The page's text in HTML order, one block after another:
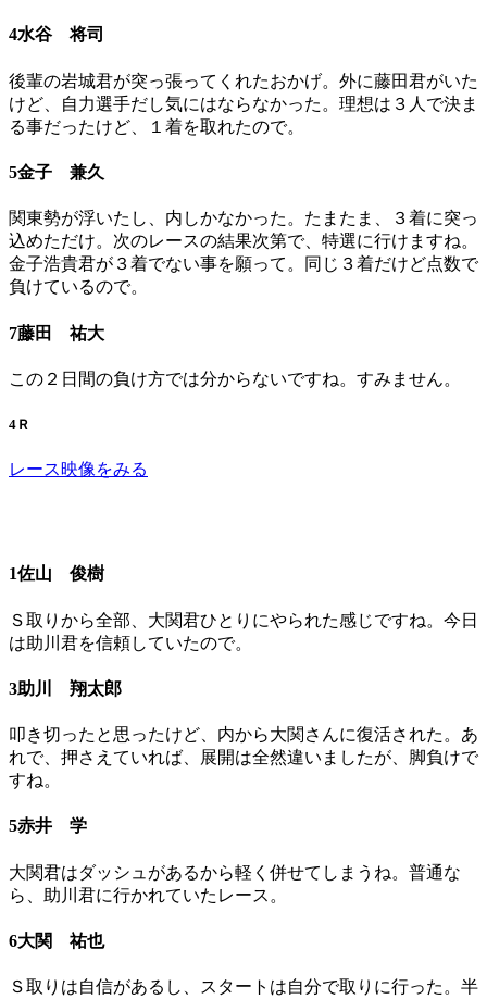
4水谷 将司
後輩の岩城君が突っ張ってくれたおかげ。外に藤田君がいた
けど、自力選手だし気にはならなかった。理想は３人で決ま
る事だったけど、１着を取れたので。
5金子 兼久
関東勢が浮いたし、内しかなかった。たまたま、３着に突っ
込めただけ。次のレースの結果次第で、特選に行けますね。
金子浩貴君が３着でない事を願って。同じ３着だけど点数で
負けているので。
7藤田 祐大
この２日間の負け方では分からないですね。すみません。
4Ｒ
レース映像をみる
1佐山 俊樹
Ｓ取りから全部、大関君ひとりにやられた感じですね。今日
は助川君を信頼していたので。
3助川 翔太郎
叩き切ったと思ったけど、内から大関さんに復活された。あ
れで、押さえていれば、展開は全然違いましたが、脚負けで
すね。
5赤井 学
大関君はダッシュがあるから軽く併せてしまうね。普通な
ら、助川君に行かれていたレース。
6大関 祐也
Ｓ取りは自信があるし、スタートは自分で取りに行った。半